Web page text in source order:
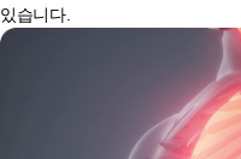
있습니다.